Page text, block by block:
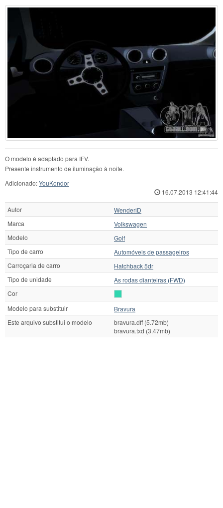
O modelo é adaptado para IFV.
Presente instrumento de iluminação à noite.
Adicionado:YouKondor
16.07.2013 12:41:44
Autor
WenderіD
Marca
Volkswagen
Modelo
Golf
Tipo de carro
Automóveis de passageiros
Carroçaria de carro
Hatchback 5dr
Tipo de unidade
As rodas dianteiras (FWD)
Cor
Modelo para substituir
Bravura
Este arquivo substitui o modelo
bravura.dff (5.72mb)
bravura.txd (3.47mb)